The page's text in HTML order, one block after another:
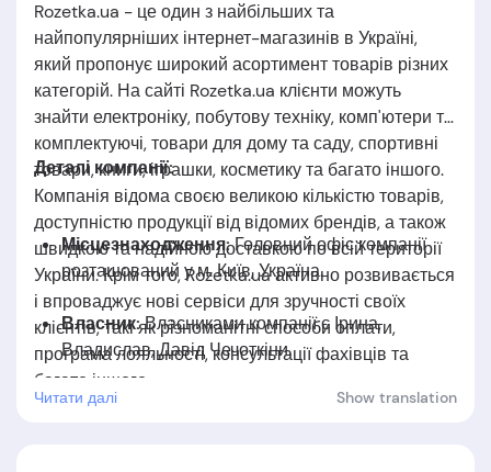
Rozetka.ua - це один з найбільших та
найпопулярніших інтернет-магазинів в Україні,
який пропонує широкий асортимент товарів різних
категорій. На сайті Rozetka.ua клієнти можуть
знайти електроніку, побутову техніку, комп'ютери та
комплектуючі, товари для дому та саду, спортивні
товари, книги, іграшки, косметику та багато іншого.
Компанія відома своєю великою кількістю товарів,
доступністю продукції від відомих брендів, а також
швидкою та надійною доставкою по всій території
України. Крім того, Rozetka.ua активно розвивається
і впроваджує нові сервіси для зручності своїх
клієнтів, такі як різноманітні способи оплати,
програма лояльності, консультації фахівців та
багато іншого.
Деталі компанії:
Місцезнаходження:Головний офіс компанії
розташований у м. Київ, Україна.
Власник:Власникамикомпанії є Ірина,
Владислав,Давід Чечоткіни.
Дата заснуваня: Компанія заснована у2005
Читати далі Show translation